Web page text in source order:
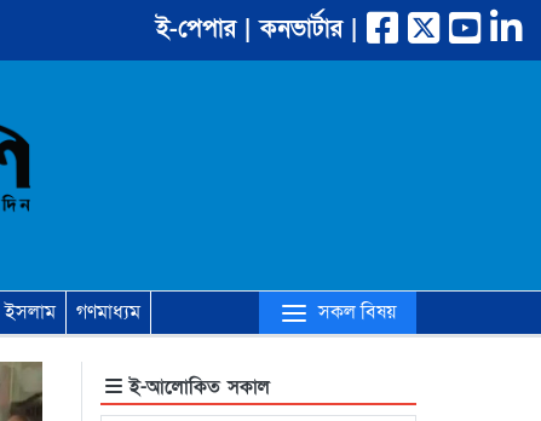
ই-পেপার |
(current) কনভার্টার |
ইসলাম গণমাধ্যম সকল বিষয়
ই-আলোকিত সকাল